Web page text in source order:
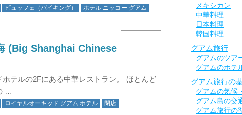
ビュッフェ（バイキング） ホテル ニッコー グアム
(Big Shanghai Chinese
ホテルの2Fにある中華レストラン。 ほとんど
…
ロイヤルオーキッド グアム ホテル 閉店
メキシカン
中華料理
日本料理
韓国料理
グアム旅行
グアムのツア
グアムのホテ
グアム旅行の
グアムの気候
グアム島の交
グアム旅行の